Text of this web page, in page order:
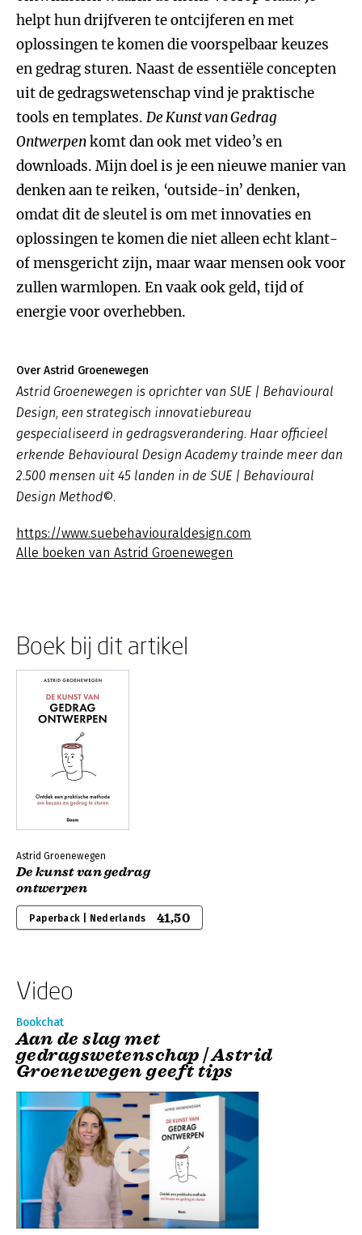
helpt hun drijfveren te ontcijferen en met
oplossingen te komen die voorspelbaar keuzes
en gedrag sturen. Naast de essentiële concepten
uit de gedragswetenschap vind je praktische
tools en templates. De Kunst van Gedrag
Ontwerpenkomt dan ook met video’s en
downloads. Mijn doel is je een nieuwe manier van
denken aan te reiken, ‘outside-in’ denken,
omdat dit de sleutel is om met innovaties en
oplossingen te komen die niet alleen echt klant-
of mensgericht zijn, maar waar mensen ook voor
zullen warmlopen. En vaak ook geld, tijd of
energie voor overhebben.
Over Astrid Groenewegen
Astrid Groenewegen is oprichter van SUE | Behavioural
Design, een strategisch innovatiebureau
gespecialiseerd in gedragsverandering. Haar officieel
erkende Behavioural Design Academy trainde meer dan
2.500 mensen uit 45 landen in de SUE | Behavioural
Design Method©.
https://www.suebehaviouraldesign.com
Alle boeken van Astrid Groenewegen
Boek bij dit artikel
Astrid Groenewegen
De kunst van gedrag
ontwerpen
Paperback | Nederlands 41,50
Video
Bookchat
Aan de slag met
gedragswetenschap | Astrid
Groenewegen geeft tips